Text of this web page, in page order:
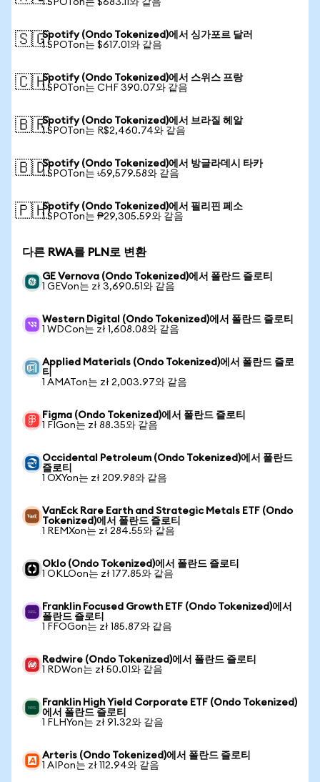
1 SPOTon는 $683.11와 같음
🇸🇬Spotify (Ondo Tokenized)에서 싱가포르 달러
1 SPOTon는 $617.01와 같음
🇨🇭Spotify (Ondo Tokenized)에서 스위스 프랑
1 SPOTon는 CHF 390.07와 같음
🇧🇷Spotify (Ondo Tokenized)에서 브라질 헤알
1 SPOTon는 R$2,460.74와 같음
🇧🇩Spotify (Ondo Tokenized)에서 방글라데시 타카
1 SPOTon는 ৳59,579.58와 같음
🇵🇭Spotify (Ondo Tokenized)에서 필리핀 페소
1 SPOTon는 ₱29,305.59와 같음
다른 RWA를 PLN로 변환
GE Vernova (Ondo Tokenized)에서 폴란드 즐로티
1 GEVon는 zł 3,690.51와 같음
Western Digital (Ondo Tokenized)에서 폴란드 즐로티
1 WDCon는 zł 1,608.08와 같음
Applied Materials (Ondo Tokenized)에서 폴란드 즐로
티
1 AMATon는 zł 2,003.97와 같음
Figma (Ondo Tokenized)에서 폴란드 즐로티
1 FIGon는 zł 88.35와 같음
Occidental Petroleum (Ondo Tokenized)에서 폴란드
즐로티
1 OXYon는 zł 209.98와 같음
VanEck Rare Earth and Strategic Metals ETF (Ondo
Tokenized)에서 폴란드 즐로티
1 REMXon는 zł 284.55와 같음
Oklo (Ondo Tokenized)에서 폴란드 즐로티
1 OKLOon는 zł 177.85와 같음
Franklin Focused Growth ETF (Ondo Tokenized)에서
폴란드 즐로티
1 FFOGon는 zł 185.87와 같음
Redwire (Ondo Tokenized)에서 폴란드 즐로티
1 RDWon는 zł 50.01와 같음
Franklin High Yield Corporate ETF (Ondo Tokenized)
에서 폴란드 즐로티
1 FLHYon는 zł 91.32와 같음
Arteris (Ondo Tokenized)에서 폴란드 즐로티
1 AIPon는 zł 112.94와 같음